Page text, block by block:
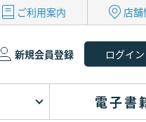
ご利用案内 店
新規会員登録
電子書